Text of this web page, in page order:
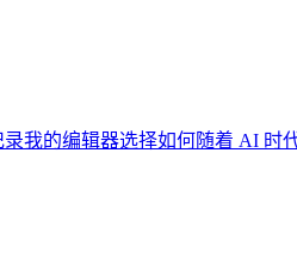
我的编辑器选择如何随着 AI 时